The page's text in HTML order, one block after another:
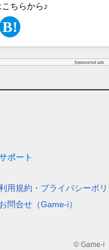
ちらから♪
Sponsored ads
ポート
用規約・プライバシーポ
お問合せ（Game-i）
© Game-i